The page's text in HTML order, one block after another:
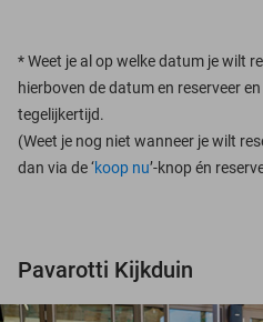
*Weet je al op welke datum je wilt
hierboven de datum en reserveer
tegelijkertijd.
(Weet je nog niet wanneer je wilt
dan via de ‘koop nu’-knop én
Pavarotti Kijkduin